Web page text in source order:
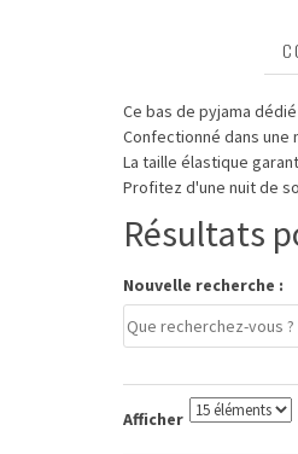
Ce bas de pyjama
Confectionné dans
La taille élastique
Profitez d'une nuit de
Résultats
Nouvelle recherche :
Afficher